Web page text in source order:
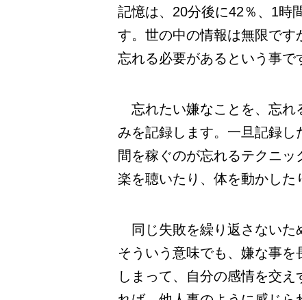
記憶は、20分後に42％、1時
す。世の中の情報は無限で
忘れる必要があるという事で
忘れたい嫌なことを、忘れ
みを記録します。一旦記録
間を稼ぐのが忘れるテクニ
楽を聴いたり、体を動かした
同じ失敗を繰り返さないた
そういう意味でも、嫌な事
しまって、自分の感情を交